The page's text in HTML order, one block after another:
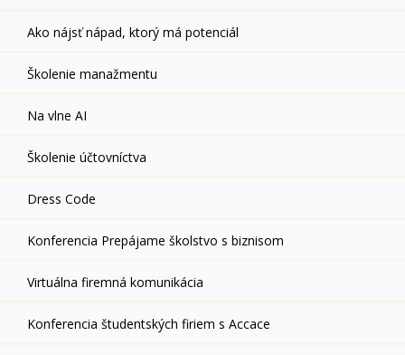
Ako nájsť nápad, ktorý má potenciál
Školenie manažmentu
Na vlne AI
Školenie účtovníctva
Dress Code
Konferencia Prepájame školstvo s biznisom
Virtuálna firemná komunikácia
Konferencia študentských firiem s Accace